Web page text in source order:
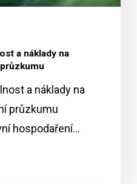
a náklady na
a náklady na
průzkumu
hospodaření…